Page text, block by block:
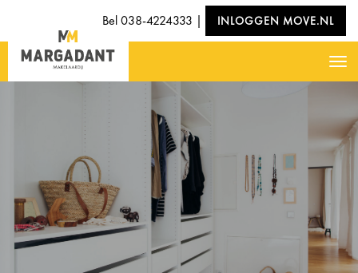
Bel038-4224333 | INLOGGEN MOVE.NL